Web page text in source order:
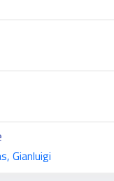
Gianluigi